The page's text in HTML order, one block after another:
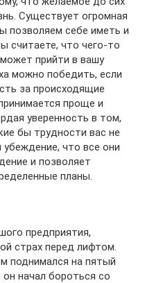
Существует огромная
позволяем себе иметь и
считаете, что чего-то
прийти в вашу
можно победить, если
за происходящие
проще и
уверенность в том,
бы трудности вас не
что все они
и позволяет
планы.
предприятия,
страх перед лифтом.
поднимался на пятый
начал бороться со